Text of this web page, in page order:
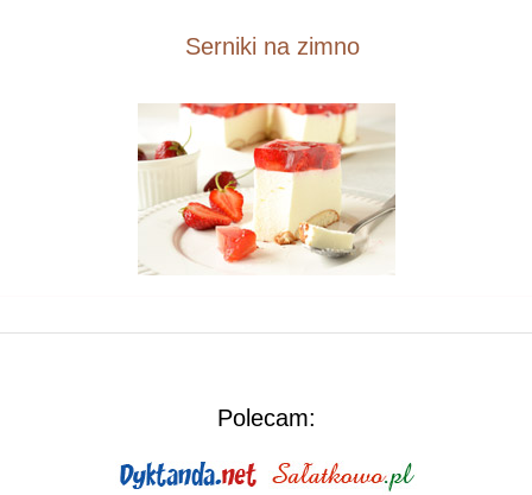
Serniki na zimno
Polecam: